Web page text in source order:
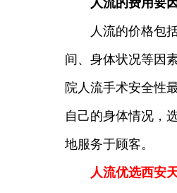
人流的费用要因
人流的价格包括
间、身体状况等因
院人流手术安全性
自己的身体情况，
地服务于顾客。
人流优选西安天